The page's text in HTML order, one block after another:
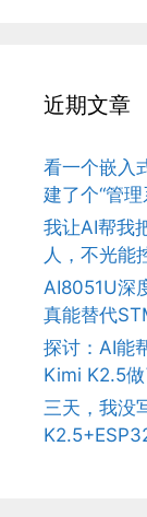
近期文章
看一个嵌入
建了个“管理
我让AI帮我
人，不光能
AI8051U深
真能替代
探讨：AI能
Kimi K2.5
三天，我没